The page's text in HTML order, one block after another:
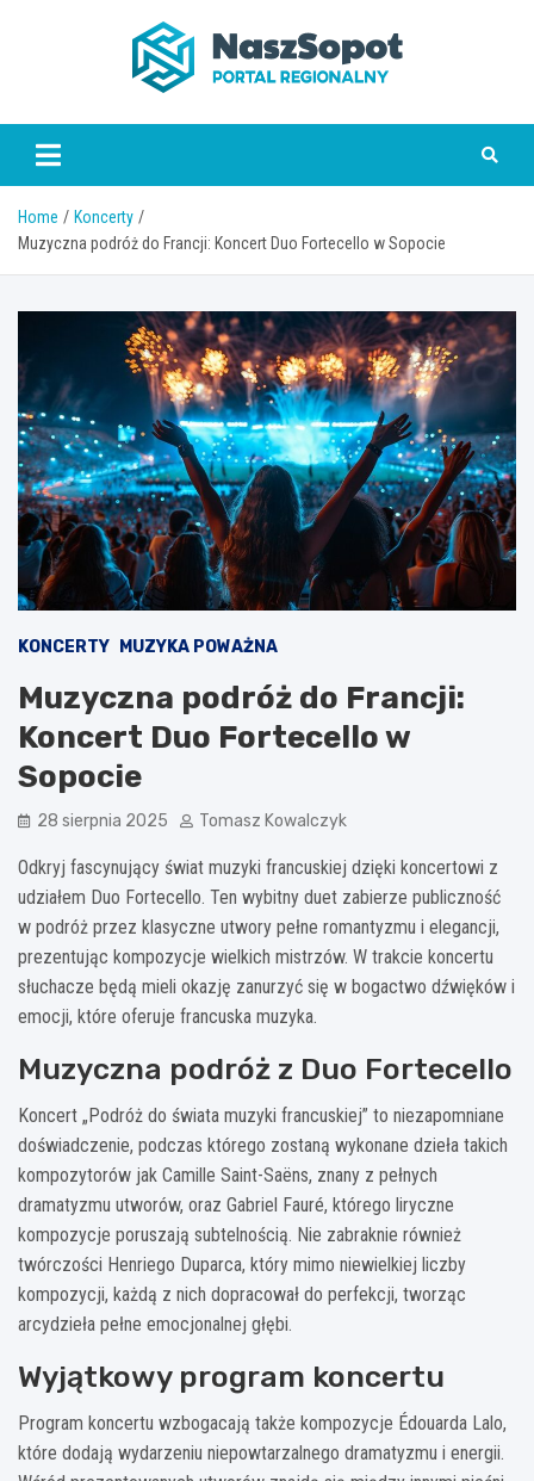
www.naszsopot.pl
Home
Koncerty
Muzyczna podróż do Francji: Koncert Duo Fortecello w Sopocie
KONCERTY MUZYKA POWAŻNA
Muzyczna podróż do Francji:
Koncert Duo Fortecello w
Sopocie
28 sierpnia 2025 Tomasz Kowalczyk
Odkryj fascynujący świat muzyki francuskiej dzięki koncertowi z
udziałem Duo Fortecello. Ten wybitny duet zabierze publiczność
w podróż przez klasyczne utwory pełne romantyzmu i elegancji,
prezentując kompozycje wielkich mistrzów. W trakcie koncertu
słuchacze będą mieli okazję zanurzyć się w bogactwo dźwięków i
emocji, które oferuje francuska muzyka.
Muzyczna podróż z Duo Fortecello
Koncert „Podróż do świata muzyki francuskiej” to niezapomniane
doświadczenie, podczas którego zostaną wykonane dzieła takich
kompozytorów jak Camille Saint-Saëns, znany z pełnych
dramatyzmu utworów, oraz Gabriel Fauré, którego liryczne
kompozycje poruszają subtelnością. Nie zabraknie również
twórczości Henriego Duparca, który mimo niewielkiej liczby
kompozycji, każdą z nich dopracował do perfekcji, tworząc
arcydzieła pełne emocjonalnej głębi.
Wyjątkowy program koncertu
Program koncertu wzbogacają także kompozycje Édouarda Lalo,
które dodają wydarzeniu niepowtarzalnego dramatyzmu i energii.